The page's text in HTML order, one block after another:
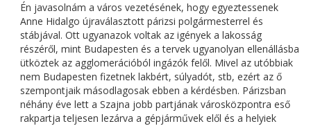
Én javasolnám a város vezetésének, hogy egyeztessenek
Anne Hidalgo újraválasztott párizsi polgármesterrel és
stábjával. Ott ugyanazok voltak az igények a lakosság
részéről, mint Budapesten és a tervek ugyanolyan ellenállásba
ütköztek az agglomerációból ingázók felől. Mivel az utóbbiak
nem Budapesten fizetnek lakbért, súlyadót, stb, ezért az ő
szempontjaik másodlagosak ebben a kérdésben. Párizsban
néhány éve lett a Szajna jobb partjának városközpontra eső
rakpartja teljesen lezárva a gépjárművek elől és a helyiek